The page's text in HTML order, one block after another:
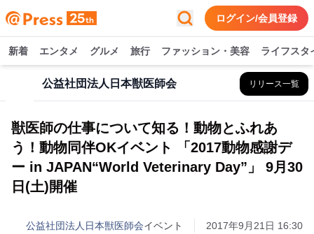
ログイン/会員登録
新着 エンタメ グルメ 旅行 ファッション・美容 ライフスタ
公益社団法人日本獣医師会 リリース一覧
獣医師の仕事について知る！動物とふれあ
う！動物同伴OKイベント 「2017動物感謝デ
ー in JAPAN“World Veterinary Day”」 9月30
日(土)開催
公益社団法人日本獣医師会イベント 2017年9月21日 16:30